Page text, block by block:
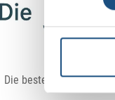
Die besten